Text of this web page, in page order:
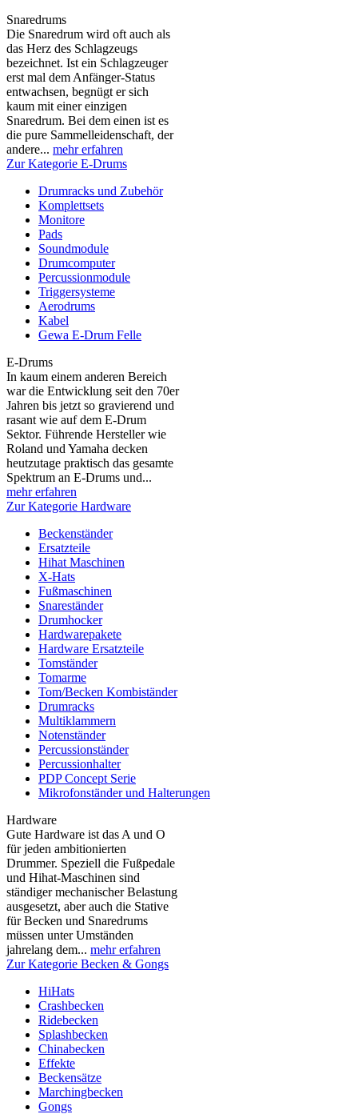
Snaredrums
Die Snaredrum wird oft auch als
das Herz des Schlagzeugs
bezeichnet. Ist ein Schlagzeuger
erst mal dem Anfänger-Status
entwachsen, begnügt er sich
kaum mit einer einzigen
Snaredrum. Bei dem einen ist es
die pure Sammelleidenschaft, der
andere... mehr erfahren
Zur Kategorie E-Drums
Drumracks und Zubehör
Komplettsets
Monitore
Pads
Soundmodule
Drumcomputer
Percussionmodule
Triggersysteme
Aerodrums
Kabel
Gewa E-Drum Felle
E-Drums
In kaum einem anderen Bereich
war die Entwicklung seit den 70er
Jahren bis jetzt so gravierend und
rasant wie auf dem E-Drum
Sektor. Führende Hersteller wie
Roland und Yamaha decken
heutzutage praktisch das gesamte
Spektrum an E-Drums und...
mehr erfahren
Zur Kategorie Hardware
Beckenständer
Ersatzteile
Hihat Maschinen
X-Hats
Fußmaschinen
Snareständer
Drumhocker
Hardwarepakete
Hardware Ersatzteile
Tomständer
Tomarme
Tom/Becken Kombiständer
Drumracks
Multiklammern
Notenständer
Percussionständer
Percussionhalter
PDP Concept Serie
Mikrofonständer und Halterungen
Hardware
Gute Hardware ist das A und O
für jeden ambitionierten
Drummer. Speziell die Fußpedale
und Hihat-Maschinen sind
ständiger mechanischer Belastung
ausgesetzt, aber auch die Stative
für Becken und Snaredrums
müssen unter Umständen
jahrelang dem... mehr erfahren
Zur Kategorie Becken & Gongs
HiHats
Crashbecken
Ridebecken
Splashbecken
Chinabecken
Effekte
Beckensätze
Marchingbecken
Gongs